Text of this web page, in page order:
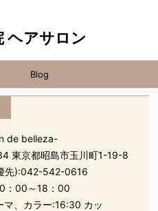
Blog
de belleza-
東京都昭島市玉川町1-19-8
先):042-542-0616
：00～18：00
マ、カラー:16:30 カッ